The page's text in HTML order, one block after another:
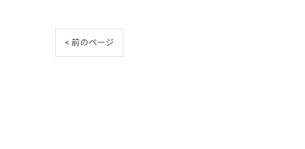
< 前のページ